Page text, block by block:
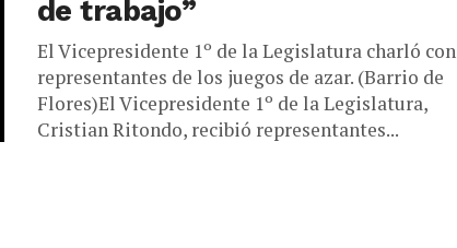
de trabajo”
El Vicepresidente 1º de la Legislatura charló con
representantes de los juegos de azar. (Barrio de
Flores)El Vicepresidente 1º de la Legislatura,
Cristian Ritondo, recibió representantes...